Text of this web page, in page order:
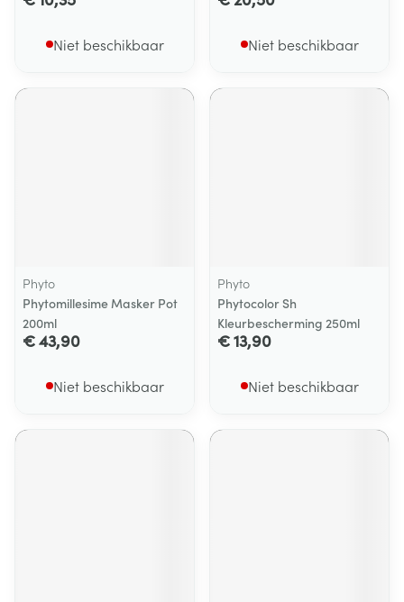
Niet beschikbaar Niet beschikbaar
Phyto
Phytomillesime Masker Pot
200ml
€ 43,90
Niet beschikbaar
Phyto
Phytocolor Sh
Kleurbescherming 250ml
€ 13,90
Niet beschikbaar